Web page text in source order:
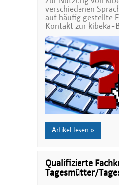
verschiedenen
auf häufig gestellte
Kontakt zur kibeka-
Artikel lesen »
Qualifizierte
Tagesmütter/